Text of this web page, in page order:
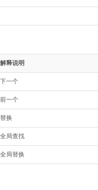
解释说明
下一个
前一个
替换
全局查找
全局替换